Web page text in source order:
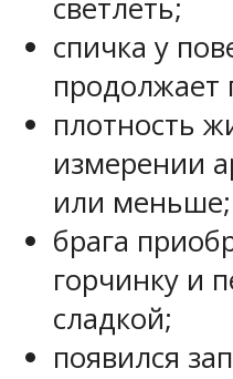
светлеть;
спичка у
продолжает
плотность
измерении
или меньше;
брага
горчинку и
сладкой;
появился